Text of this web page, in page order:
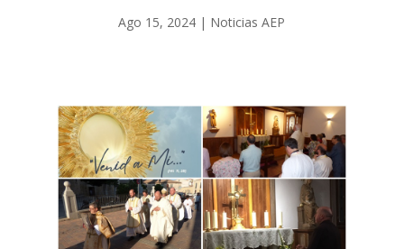
Ago 15, 2024 | Noticias AEP